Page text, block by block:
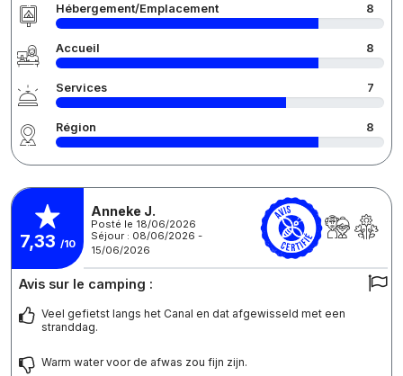
Hébergement/Emplacement 8
Accueil 8
Services 7
Région 8
7,33 /10
Anneke J.
Posté le 18/06/2026
Séjour : 08/06/2026 -
15/06/2026
Avis sur le camping :
Veel gefietst langs het Canal en dat afgewisseld met een
stranddag.
Warm water voor de afwas zou fijn zijn.